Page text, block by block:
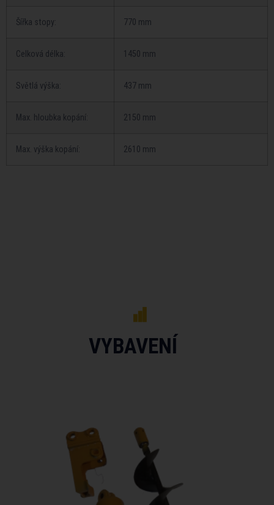
Šířka stopy: 770 mm
Celková délka: 1450 mm
Světlá výška: 437 mm
Max. hloubka kopání: 2150 mm
Max. výška kopání: 2610 mm
VYBAVENÍ